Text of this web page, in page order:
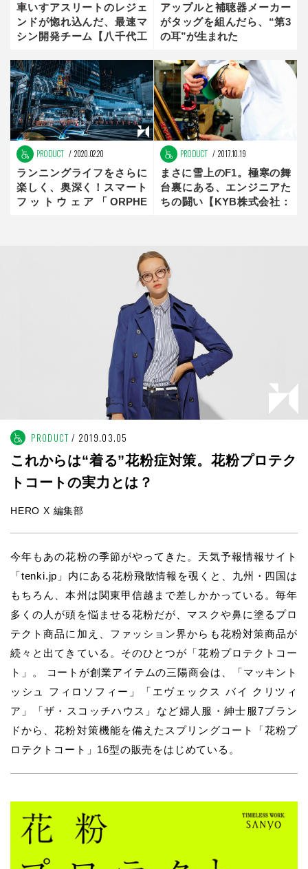
車いすアスリートのレジェ
ンドが惚れ込んだ、最速マ
シン開発チーム【八千代工
編
アップルと補聴器メーカー
がタッグを組んだら、“第3
の耳”が生まれた
PRODUCT 2020.02.20
ランニングライフをさらに
楽しく、奥深く！スマート
フットウェア「ORPHE
PRODUCT 2017.10.19
まさに雪上のF1。極寒の舞
台裏にある、エンジニアた
ちの闘い【KYB株式会社：
PRODUCT 2019.03.05
これからは“着る”花粉症対策。花粉プロテク
トコートの実力とは？
HERO X 編集部
今年もあの花粉の季節がやってきた。天気予報情報サイト
「tenki.jp」内にある花粉飛散情報を覗くと、九州・四国は
もちろん、本州は関東甲信越まで差しかかっている。毎年
多くの人が頭を悩ませる花粉だが、マスクや鼻に塗るプロ
テクト商品に加え、ファッション界からも花粉対策商品が
続々と出てきている。そのひとつが「花粉プロテクトコー
ト」。 コートが創業アイテムの三陽商会は、「マッキント
ッシュ フィロソフィー」「エヴェックス バイ クリツィ
ア」「ザ・スコッチハウス」など婦人服・紳士服7ブラン
ドから、花粉対策機能を備えたスプリングコート「花粉プ
ロテクトコート」16型の販売をはじめている。